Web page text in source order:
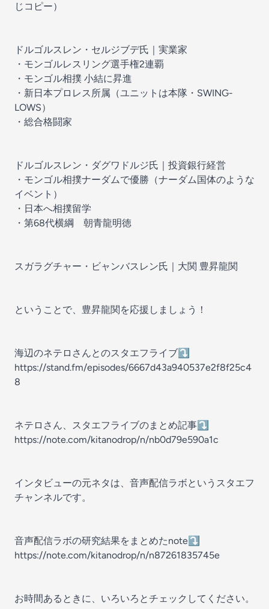
じコピー）
ドルゴルスレン・セルジブデ氏｜実業家
・モンゴルレスリング選手権2連覇
・モンゴル相撲 小結に昇進
・新日本プロレス所属（ユニットは本隊・SWING-
LOWS）
・総合格闘家
ドルゴルスレン・ダグワドルジ氏｜投資銀行経営
・モンゴル相撲ナーダムで優勝（ナーダム国体のような
イベント）
・日本へ相撲留学
・第68代横綱 朝青龍明徳
スガラグチャー・ビャンバスレン氏｜大関 豊昇龍関
ということで、豊昇龍関を応援しましょう！
海辺のネテロさんとのスタエフライブ⤵️
https://stand.fm/episodes/6667d43a940537e2f8f25c4
8
ネテロさん、スタエフライブのまとめ記事⤵️
https://note.com/kitanodrop/n/nb0d79e590a1c
インタビューの元ネタは、音声配信ラボというスタエフ
チャンネルです。
音声配信ラボの研究結果をまとめたnote⤵️
https://note.com/kitanodrop/n/n87261835745e
お時間あるときに、いろいろとチェックしてください。